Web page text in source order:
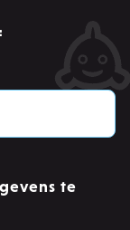
te
PHP.net